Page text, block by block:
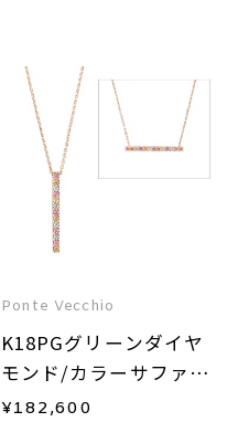
Ponte Vecchio
K18PGグリーンダイヤ
モンド/カラーサファイ
ア/ダイヤモンドネック
¥182,600